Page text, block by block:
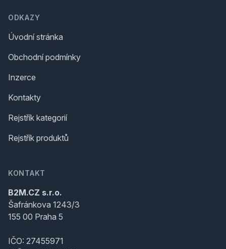
ODKAZY
Úvodní stránka
Obchodní podmínky
Inzerce
Kontakty
Rejstřík kategorií
Rejstřík produktů
KONTAKT
B2M.CZ s.r.o.
Šafránkova 1243/3
155 00 Praha 5
IČO: 27455971